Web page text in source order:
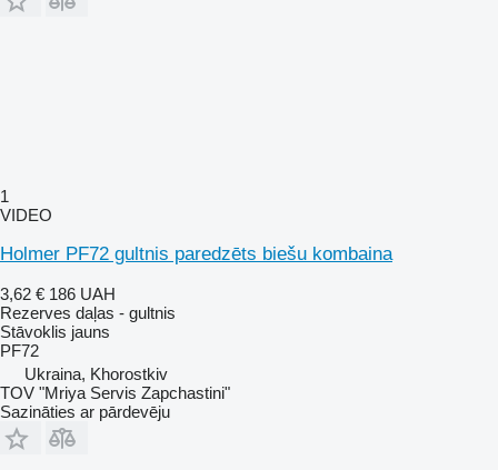
1
VIDEO
Holmer PF72 gultnis paredzēts biešu kombaina
3,62 € 186 UAH
Rezerves daļas - gultnis
Stāvoklis jauns
PF72
Ukraina, Khorostkiv
TOV "Mriya Servis Zapchastini"
Sazināties ar pārdevēju